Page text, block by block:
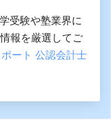
受験や塾業界に
報を厳選してご
ート 公認会計士